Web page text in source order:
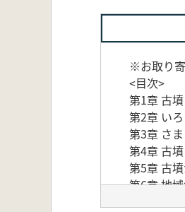
※お取り
<目次>
第1章 古
第2章 い
第3章 さ
第4章 古
第5章 古
第6章 地